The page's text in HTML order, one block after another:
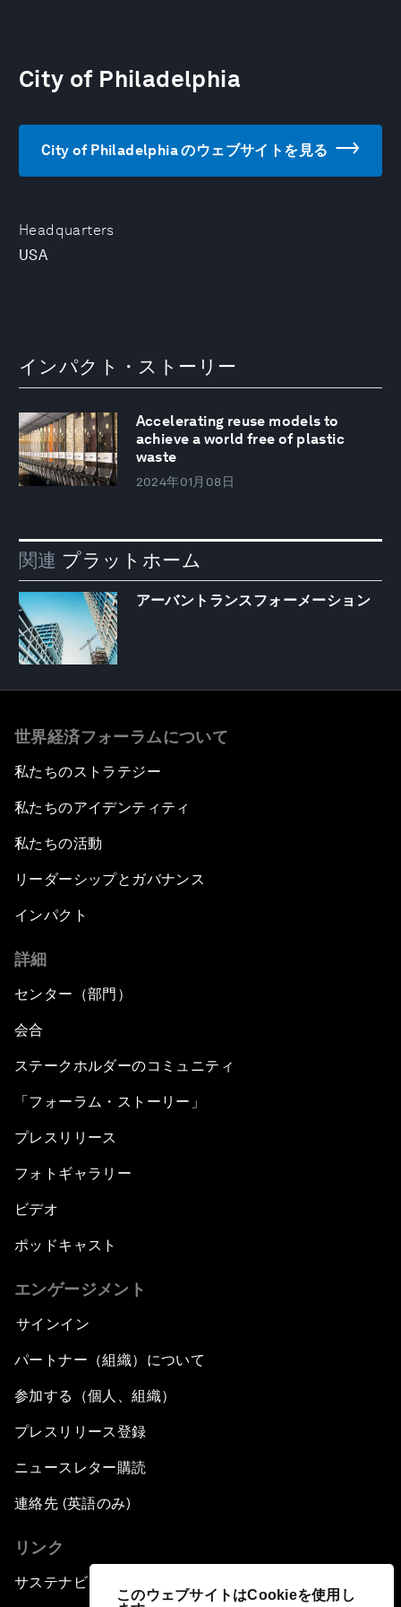
このウェブサイトはCookieを使用し
Headquarters
USA
City of Philadelphia
City of Philadelphia のウェブサイトを見る
インパクト・ストーリー
Accelerating reuse models to
achieve a world free of plastic
waste
2024年01月08日
関連 プラットホーム
アーバントランスフォーメーション
世界経済フォーラムについて
私たちのストラテジー
私たちのアイデンティティ
私たちの活動
リーダーシップとガバナンス
インパクト
詳細
センター（部門）
会合
ステークホルダーのコミュニティ
「フォーラム・ストーリー」
プレスリリース
フォトギャラリー
ビデオ
ポッドキャスト
エンゲージメント
サインイン
パートナー（組織）について
参加する（個人、組織）
プレスリリース登録
ニュースレター購読
連絡先 (英語のみ)
リンク
サステナビリティへの取り組み